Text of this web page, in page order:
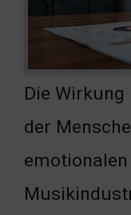
Die
der